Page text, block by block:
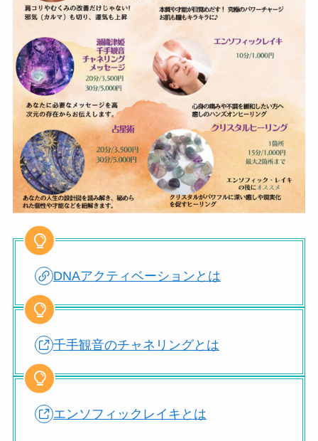
DNAアクティベーションとは
千手観音のチャネリングとは
エンソフィックレイキとは